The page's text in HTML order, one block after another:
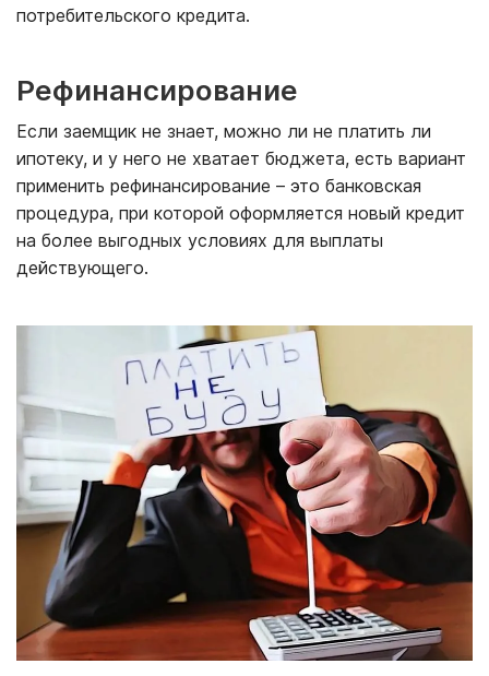
потребительского кредита.
Рефинансирование
Если заемщик не знает, можно ли не платить ли
ипотеку, и у него не хватает бюджета, есть вариант
применить рефинансирование – это банковская
процедура, при которой оформляется новый кредит
на более выгодных условиях для выплаты
действующего.